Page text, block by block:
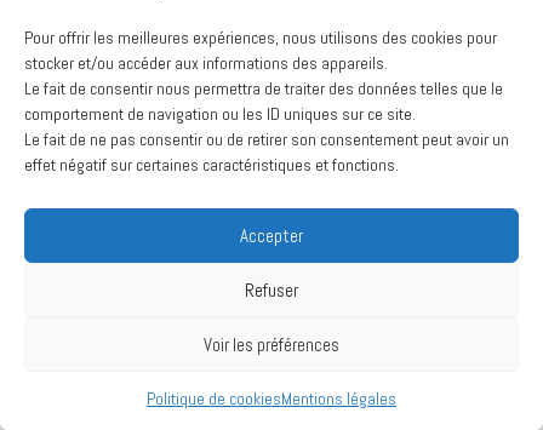
Pour offrir les meilleures expériences, nous utilisons des cookies pour
stocker et/ou accéder aux informations des appareils.
Le fait de consentir nous permettra de traiter des données telles que le
comportement de navigation ou les ID uniques sur ce site.
Le fait de ne pas consentir ou de retirer son consentement peut avoir un
effet négatif sur certaines caractéristiques et fonctions.
Accepter
Refuser
Voir les préférences
Politique de cookiesMentions légales
Archives
mars 2024
juillet 2020
La Vache Noire Sud